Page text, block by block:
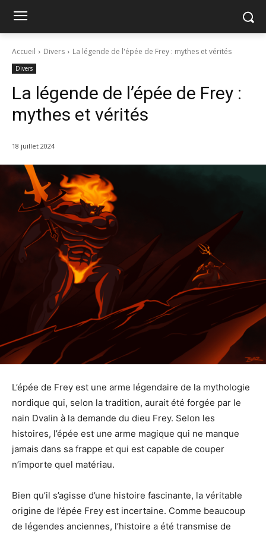
Accueil Divers La légende de l'épée de Frey : mythes et vérités
Divers
La légende de l’épée de Frey :
mythes et vérités
18 juillet 2024
L’épée de Frey est une arme légendaire de la mythologie
nordique qui, selon la tradition, aurait été forgée par le
nain Dvalin à la demande du dieu Frey. Selon les
histoires, l’épée est une arme magique qui ne manque
jamais dans sa frappe et qui est capable de couper
n’importe quel matériau.
Bien qu’il s’agisse d’une histoire fascinante, la véritable
origine de l’épée Frey est incertaine. Comme beaucoup
de légendes anciennes, l’histoire a été transmise de